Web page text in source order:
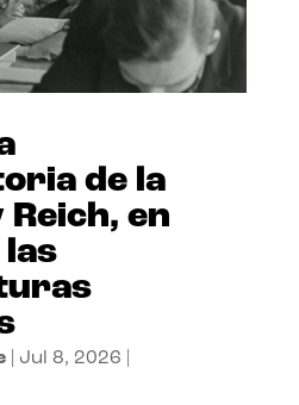
de la
Reich, en
las
| Jul 8, 2026